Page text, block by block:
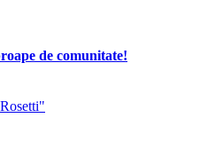
de comunitate!